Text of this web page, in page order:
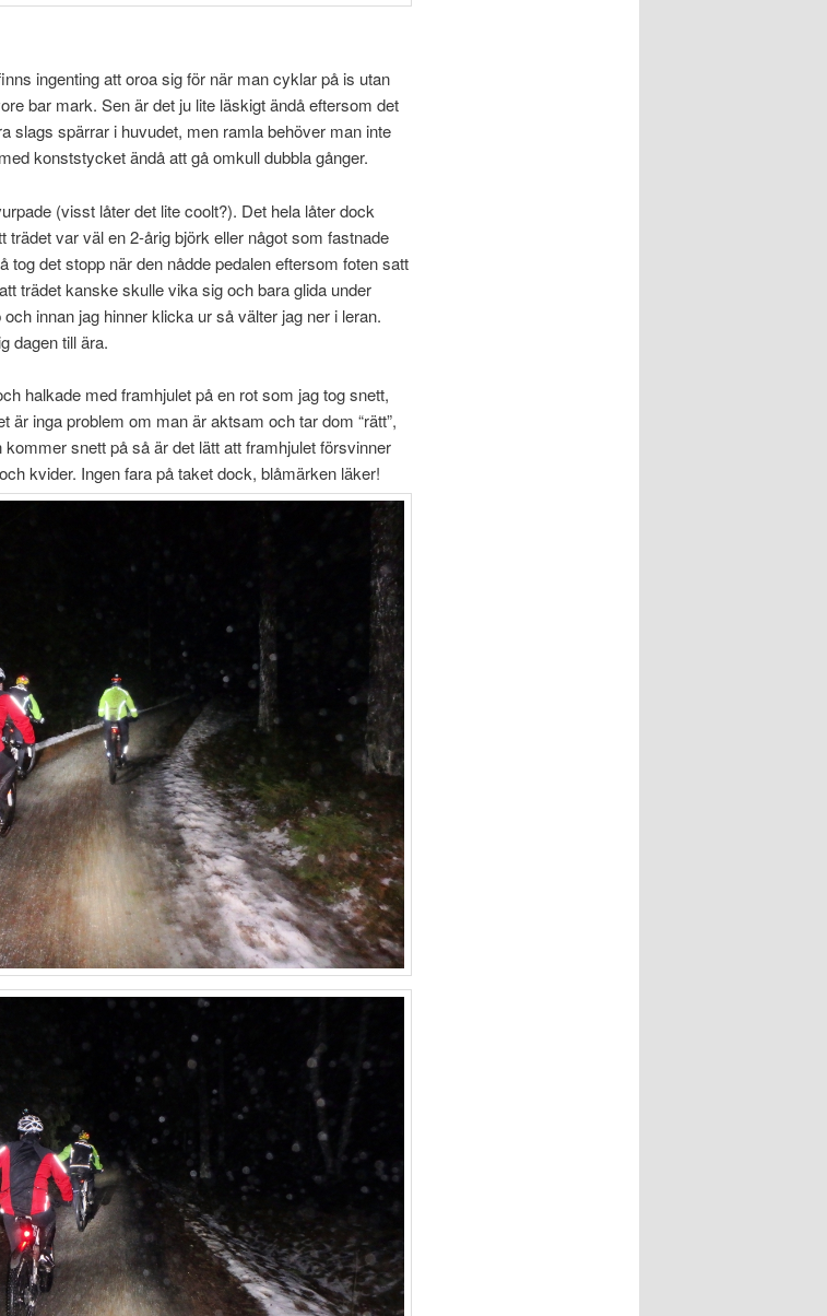
ingenting att oroa sig för när man cyklar på is utan
bar mark. Sen är det ju lite läskigt ändå eftersom det
slags spärrar i huvudet, men ramla behöver man inte
konststycket ändå att gå omkull dubbla gånger.
(visst låter det lite coolt?). Det hela låter dock
trädet var väl en 2-årig björk eller något som fastnade
tog det stopp när den nådde pedalen eftersom foten satt
trädet kanske skulle vika sig och bara glida under
innan jag hinner klicka ur så välter jag ner i leran.
dagen till ära.
halkade med framhjulet på en rot som jag tog snett,
är inga problem om man är aktsam och tar dom “rätt”,
snett på så är det lätt att framhjulet försvinner
kvider. Ingen fara på taket dock, blåmärken läker!